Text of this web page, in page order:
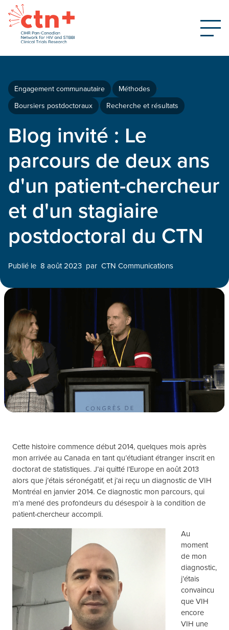
Engagement communautaire
Méthodes
Boursiers postdoctoraux
Recherche et résultats
Blog invité : Le
parcours de deux ans
d'un patient-chercheur
et d'un stagiaire
postdoctoral du CTN
Publié le 8 août 2023 par CTN Communications
Cette histoire commence début 2014, quelques mois après
mon arrivée au Canada en tant qu’étudiant étranger inscrit en
doctorat de statistiques. J’ai quitté l’Europe en août 2013
alors que j’étais séronégatif, et j’ai reçu un diagnostic de VIH
Montréal en janvier 2014. Ce diagnostic mon parcours, qui
m’a mené des profondeurs du désespoir à la condition de
patient-chercheur accompli.
Au
moment
de mon
diagnostic,
j’étais
convaincu
que VIH
encore
VIH une